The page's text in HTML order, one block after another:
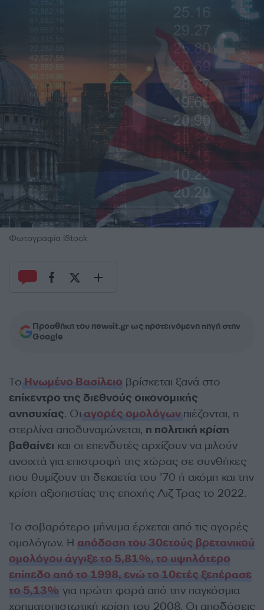
Φωτογραφία iStock
Προσθήκη του newsit.gr ως προτεινόμενη πηγή στην
Google
Το Ηνωμένο Βασίλειο βρίσκεται ξανά στο
επίκεντρο της διεθνούς οικονομικής
ανησυχίας. Οι αγορές ομολόγων πιέζονται, η
στερλίνα αποδυναμώνεται, η πολιτική κρίση
βαθαίνει και οι επενδυτές αρχίζουν να μιλούν
ανοιχτά για επιστροφή της χώρας σε συνθήκες
που θυμίζουν τη δεκαετία του ’70 ή ακόμη και την
κρίση αξιοπιστίας της εποχής Λιζ Τρας το 2022.
Το σοβαρότερο μήνυμα έρχεται από τις αγορές
ομολόγων. Η απόδοση του 30ετούς βρετανικού
ομολόγου άγγιξε το 5,81%, το υψηλότερο
επίπεδο από το 1998, ενώ το 10ετές ξεπέρασε
το 5,13% για πρώτη φορά από την παγκόσμια
χρηματοπιστωτική κρίση του 2008. Οι αποδόσεις